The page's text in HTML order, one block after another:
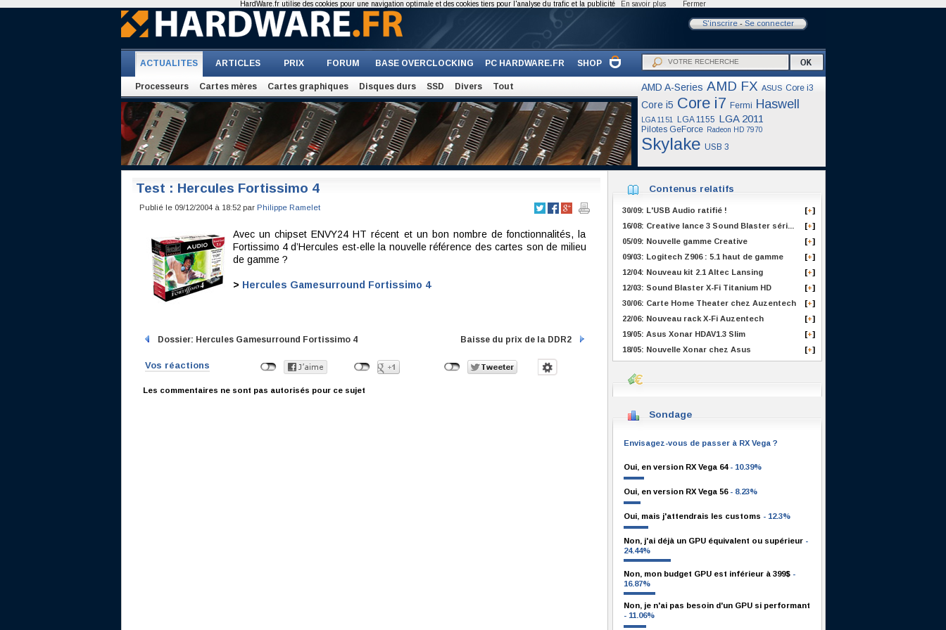
S'inscrire- Se connecter
ACTUALITES ARTICLES PRIX FORUM BASE OVERCLOCKING PC HARDWARE.FR SHOP
Processeurs Cartes mères Cartes graphiques Disques durs SSD Divers Tout AMD A-Series AMD FX ASUS Core i3
Core i5 Core i7 Fermi Haswell
LGA 1151 LGA 1155 LGA 2011
Pilotes GeForce Radeon HD 7970
Skylake USB 3
Test : Hercules Fortissimo 4
Publié le 09/12/2004 à 18:52 par Philippe Ramelet
Avec un chipset ENVY24 HT récent et un bon nombre de fonctionnalités, la
Fortissimo 4 d’Hercules est-elle la nouvelle référence des cartes son de milieu
de gamme ?
> Hercules Gamesurround Fortissimo 4
Dossier: Hercules Gamesurround Fortissimo 4 Baisse du prix de la DDR2
Vos réactions
Les commentaires ne sont pas autorisés pour ce sujet
Contenus relatifs
[+]
30/09: L'USB Audio ratifié !
[+]
16/08: Creative lance 3 Sound Blaster séri...
[+]
05/09: Nouvelle gamme Creative
[+]
09/03: Logitech Z906 : 5.1 haut de gamme
[+]
12/04: Nouveau kit 2.1 Altec Lansing
[+]
12/03: Sound Blaster X-Fi Titanium HD
[+]
30/06: Carte Home Theater chez Auzentech
[+]
22/06: Nouveau rack X-Fi Auzentech
[+]
19/05: Asus Xonar HDAV1.3 Slim
[+]
18/05: Nouvelle Xonar chez Asus
Sondage
Envisagez-vous de passer à RX Vega ?
Oui, en version RX Vega 64- 10.39%
Oui, en version RX Vega 56- 8.23%
Oui, mais j'attendrais les customs - 12.3%
Non, j'ai déjà un GPU équivalent ou supérieur -
24.44%
Non, mon budget GPU est inférieur à 399$ -
16.87%
Non, je n'ai pas besoin d'un GPU si performant
- 11.06%
HardWare.fr utilise des cookies pour une navigation optimale et des cookies tiers pour l'analyse du trafic et la publicité En savoir plus Fermer